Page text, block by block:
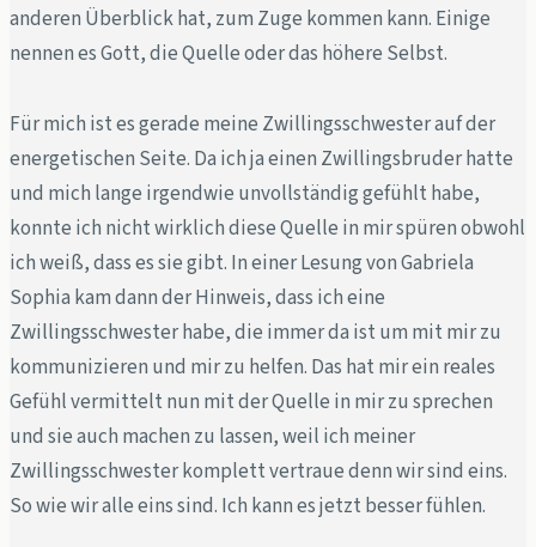
anderen Überblick hat, zum Zuge kommen kann. Einige
nennen es Gott, die Quelle oder das höhere Selbst.
Für mich ist es gerade meine Zwillingsschwester auf der
energetischen Seite. Da ich ja einen Zwillingsbruder hatte
und mich lange irgendwie unvollständig gefühlt habe,
konnte ich nicht wirklich diese Quelle in mir spüren obwohl
ich weiß, dass es sie gibt. In einer Lesung von Gabriela
Sophia kam dann der Hinweis, dass ich eine
Zwillingsschwester habe, die immer da ist um mit mir zu
kommunizieren und mir zu helfen. Das hat mir ein reales
Gefühl vermittelt nun mit der Quelle in mir zu sprechen
und sie auch machen zu lassen, weil ich meiner
Zwillingsschwester komplett vertraue denn wir sind eins.
So wie wir alle eins sind. Ich kann es jetzt besser fühlen.